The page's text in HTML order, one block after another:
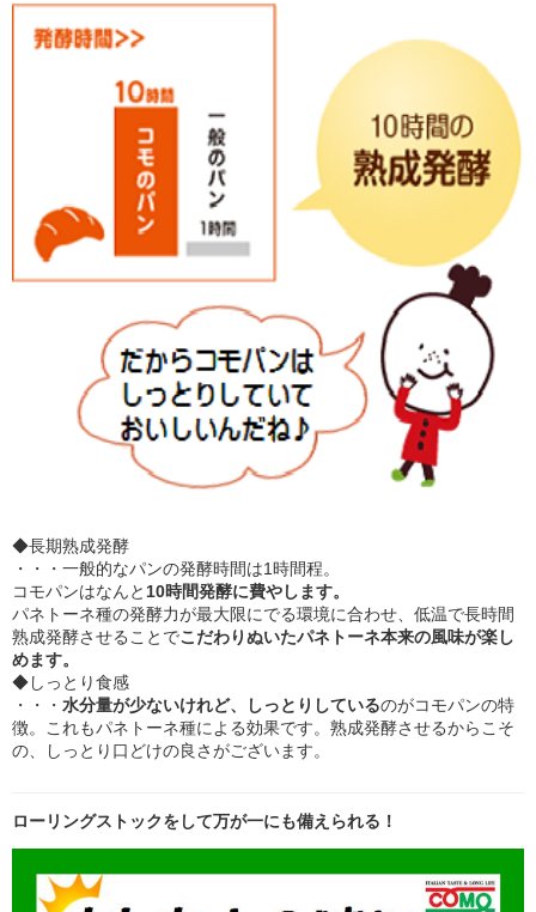
◆長期熟成発酵
・・・一般的なパンの発酵時間は1時間程。
コモパンはなんと 10時間発酵に費やします。
パネトーネ種の発酵力が最大限にでる環境に合わせ、低温で長時間
熟成発酵させることでこだわりぬいたパネトーネ本来の風味が楽し
めます。
◆しっとり食感
・・・ 水分量が少ないけれど、しっとりしているのがコモパンの特
徴。これもパネトーネ種による効果です。熟成発酵させるからこそ
の、しっとり口どけの良さがございます。
ローリングストックをして万が一にも備えられる！